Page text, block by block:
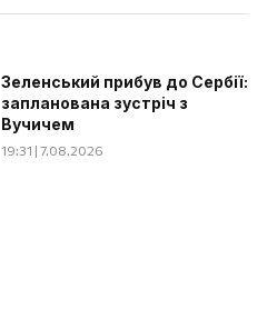
Зеленський прибув до Сербії:
запланована зустріч з
Вучичем
19:31 | 7.08.2026